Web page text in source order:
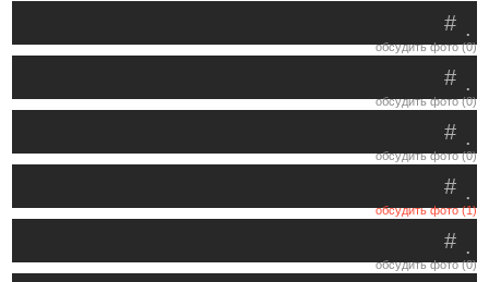
.
#
обсудить фото (0)
.
#
обсудить фото (0)
.
#
обсудить фото (0)
.
#
обсудить фото (1)
.
#
обсудить фото (0)